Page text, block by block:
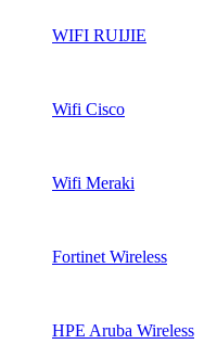
WIFI RUIJIE
Wifi Cisco
Wifi Meraki
Fortinet Wireless
HPE Aruba Wireless